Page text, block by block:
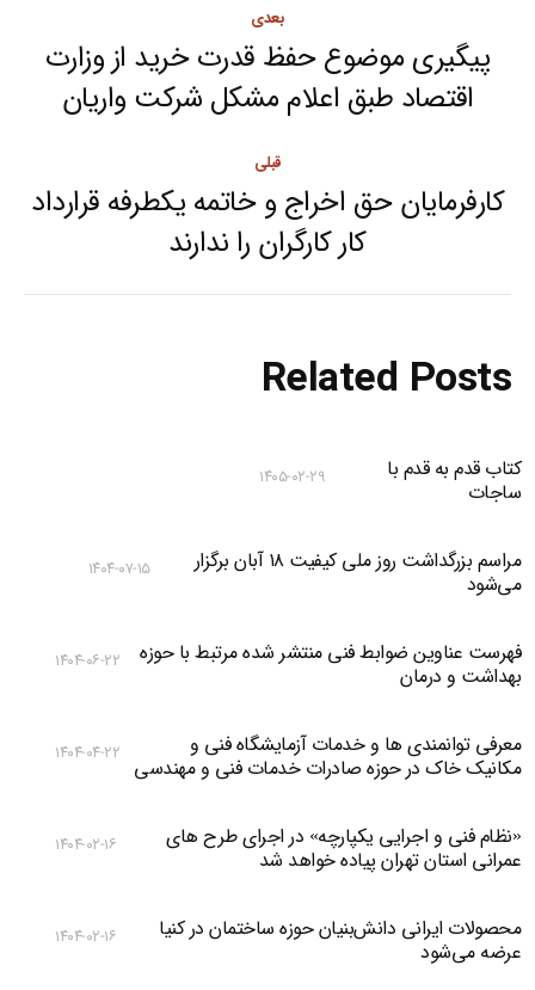
navigation
قبلی
Previous
post:
کارفرمایان حق اخراج و خاتمه یکطرفه قرارداد
کار کارگران را ندارند
بعدی
Next
post:
پیگیری موضوع حفظ قدرت خرید از وزارت
اقتصاد طبق اعلام مشکل شرکت واریان
Related Posts
کتاب قدم به قدم با
ساجات
۱۴۰۵-۰۲-۲۹
مراسم بزرگداشت روز ملی کیفیت ۱۸ آبان برگزار
می‌شود
۱۴۰۴-۰۷-۱۵
فهرست عناوین ضوابط فنی منتشر شده مرتبط با حوزه
بهداشت و درمان
۱۴۰۴-۰۶-۲۲
معرفی توانمندی ها و خدمات آزمایشگاه فنی و
مکانیک خاک در حوزه صادرات خدمات فنی و مهندسی
۱۴۰۴-۰۴-۲۲
«نظام فنی و اجرایی یکپارچه» در اجرای طرح های
عمرانی استان تهران پیاده خواهد شد
۱۴۰۴-۰۲-۱۶
محصولات ایرانی دانش‌بنیان‌ حوزه ساختمان در کنیا
عرضه می‌شود
۱۴۰۴-۰۲-۱۶